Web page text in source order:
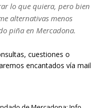
lo que quiera, pero bien
alternativas menos
piña en Mercadona.
cuestiones o
encantados vía mail